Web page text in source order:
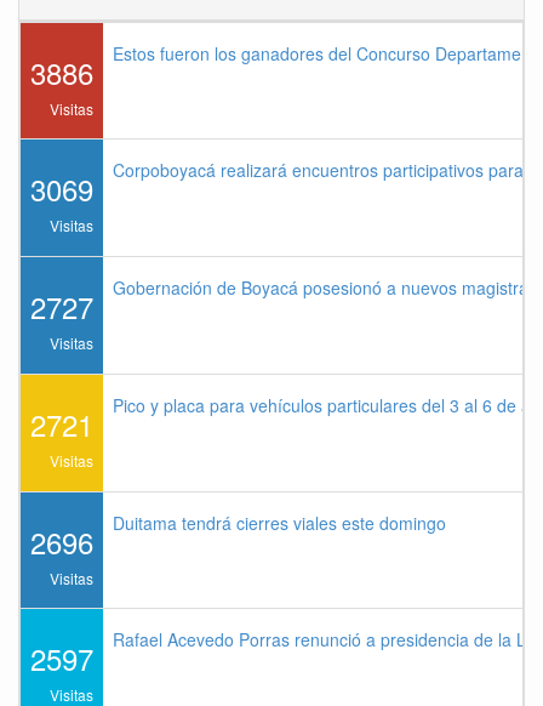
3886
Visitas
Estos fueron los ganadores del Concurso
3069
Visitas
Corpoboyacá realizará encuentros participativos para
2727
Visitas
Gobernación de Boyacá posesionó a nuevos
2721
Visitas
Pico y placa para vehículos particulares del 3 al 6 de
2696
Visitas
Duitama tendrá cierres viales este domingo
2597
Visitas
Rafael Acevedo Porras renunció a presidencia de la